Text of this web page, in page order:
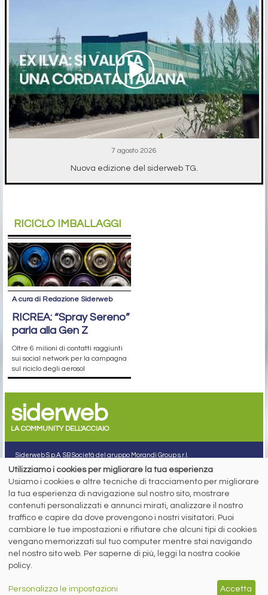
7 agosto 2026
Nuova edizione del siderweb TG.
RICICLO IMBALLAGGI
A cura di Redazione Siderweb
RICREA: “Spray Sereno”
parla alla Gen Z
Oltre 6 milioni di contatti raggiunti
sui social network per la campagna
sul riciclo degli aerosol
siderweb
LA COMMUNITY DELL'ACCIAIO
Siderweb S.p.A. SB Società del gruppo Morandi Group s.r.l.
ISSN 2532-2982
Sede sociale: Flero (Brescia) Via Don Milani 5
+39 030 254 00 06
E.
info@siderweb.com
Copyright siderweb spa sb
Tutti i diritti sono riservati
Privacy policy
Digital Services Act Policy
Utilizziamo i cookies per migliorare la tua esperienza
Usiamo i cookies e altre tecniche di tracciamento per migliorare
la tua esperienza di navigazione sul nostro sito, mostrare
contenuti personalizzati e annunci mirati, analizzare il nostro
traffico e capire da dove provengono i nostri visitatori. Puoi
cambiare le tue impostazioni e rifiutare che alcuni tipi di cookies
vengano memorizzati sul tuo computer mentre stai navigando
nel nostro sito web. Per saperne di più, leggi la nostra cookie
policy.
Personalizza le impostazioni Accetta